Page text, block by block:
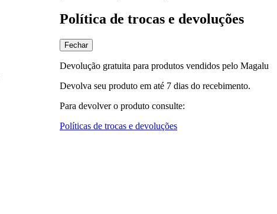
Política de trocas e devoluções
Fechar
Devolução gratuita para produtos vendidos pelo Magalu
Devolva seu produto em até 7 dias do recebimento.
Para devolver o produto consulte:
Políticas de trocas e devoluções